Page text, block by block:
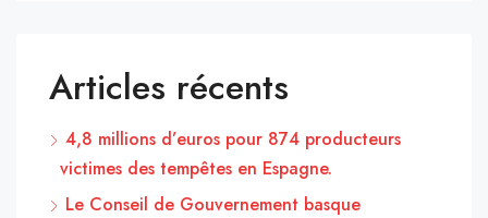
Articles récents
4,8 millions d’euros pour 874 producteurs
victimes des tempêtes en Espagne.
Le Conseil de Gouvernement basque